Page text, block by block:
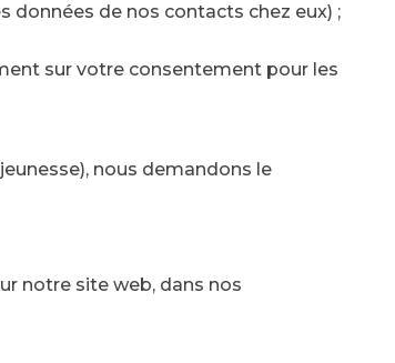
données de nos contacts chez eux) ;
sur votre consentement pour les
nous demandons le
notre site web, dans nos